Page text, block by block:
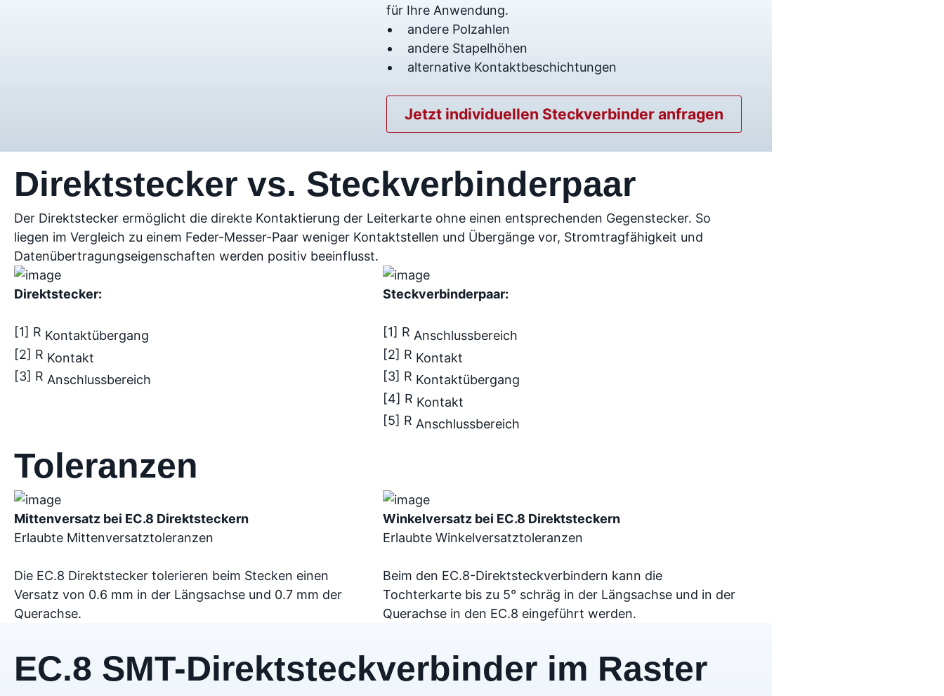
für Ihre Anwendung.
andere Polzahlen
andere Stapelhöhen
alternative Kontaktbeschichtungen
Jetzt individuellen Steckverbinder anfragen
Direktstecker vs. Steckverbinderpaar
Der Direktstecker ermöglicht die direkte Kontaktierung der Leiterkarte ohne einen entsprechenden Gegenstecker. So
liegen im Vergleich zu einem Feder-Messer-Paar weniger Kontaktstellen und Übergänge vor, Stromtragfähigkeit und
Datenübertragungseigenschaften werden positiv beeinflusst.
Direktstecker:
[1] R Kontaktübergang
[2] R Kontakt
[3] R Anschlussbereich
Steckverbinderpaar:
[1] R Anschlussbereich
[2] R Kontakt
[3] R Kontaktübergang
[4] R Kontakt
[5] R Anschlussbereich
Toleranzen
Mittenversatz bei EC.8 Direktsteckern
Erlaubte Mittenversatztoleranzen
Die EC.8 Direktstecker tolerieren beim Stecken einen
Versatz von 0.6 mm in der Längsachse und 0.7 mm der
Querachse.
Winkelversatz bei EC.8 Direktsteckern
Erlaubte Winkelversatztoleranzen
Beim den EC.8-Direktsteckverbindern kann die
Tochterkarte bis zu 5° schräg in der Längsachse und in der
Querachse in den EC.8 eingeführt werden.
EC.8 SMT-Direktsteckverbinder im Raster